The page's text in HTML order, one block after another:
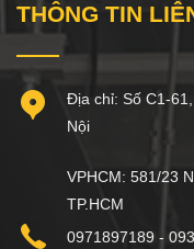
THÔNG TIN
Địa chỉ: Số C1-
Nội
VPHCM: 581/23
TP.HCM
0971897189 -